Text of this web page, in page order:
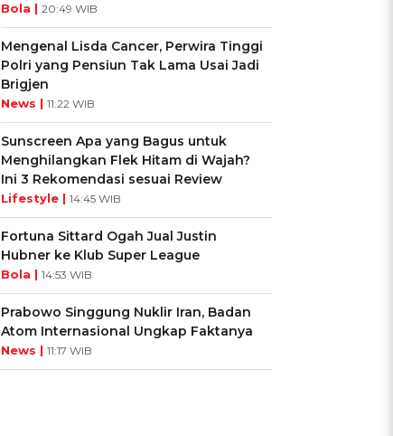
Bola | 20:49 WIB
Mengenal Lisda Cancer, Perwira Tinggi
Polri yang Pensiun Tak Lama Usai Jadi
Brigjen
News | 11:22 WIB
Sunscreen Apa yang Bagus untuk
Menghilangkan Flek Hitam di Wajah?
Ini 3 Rekomendasi sesuai Review
Lifestyle | 14:45 WIB
Fortuna Sittard Ogah Jual Justin
Hubner ke Klub Super League
Bola | 14:53 WIB
Prabowo Singgung Nuklir Iran, Badan
Atom Internasional Ungkap Faktanya
News | 11:17 WIB